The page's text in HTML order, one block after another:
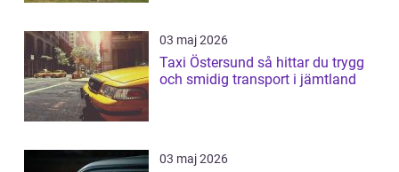
03 maj 2026
Taxi Östersund så hittar du trygg
och smidig transport i jämtland
03 maj 2026